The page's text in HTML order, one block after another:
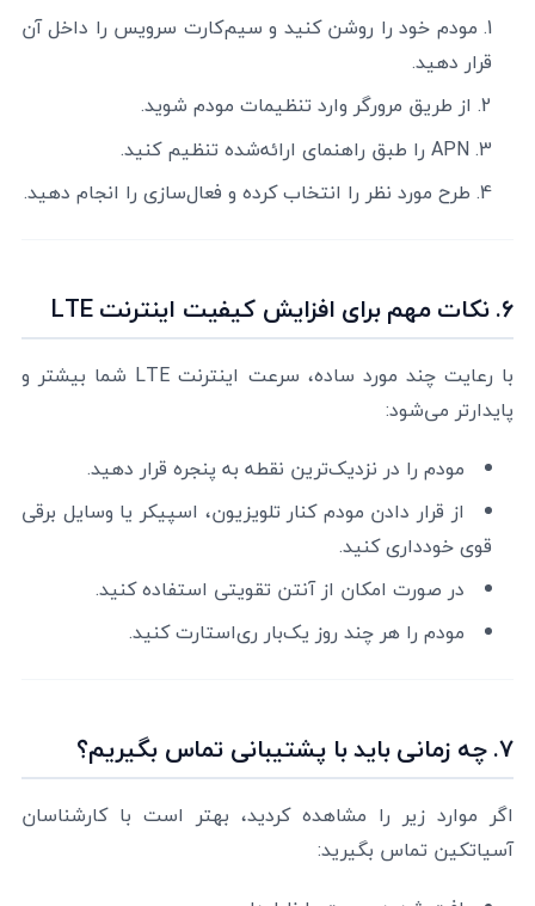
مودم خود را روشن کنید و سیم‌کارت سرویس را داخل آن
قرار دهید.
از طریق مرورگر وارد تنظیمات مودم شوید.
APN را طبق راهنمای ارائه‌شده تنظیم کنید.
طرح مورد نظر را انتخاب کرده و فعال‌سازی را انجام دهید.
۶. نکات مهم برای افزایش کیفیت اینترنت LTE
با رعایت چند مورد ساده، سرعت اینترنت LTE شما بیشتر و
پایدارتر می‌شود:
مودم را در نزدیک‌ترین نقطه به پنجره قرار دهید.
از قرار دادن مودم کنار تلویزیون، اسپیکر یا وسایل برقی
قوی خودداری کنید.
در صورت امکان از آنتن تقویتی استفاده کنید.
مودم را هر چند روز یک‌بار ری‌استارت کنید.
۷. چه زمانی باید با پشتیبانی تماس بگیریم؟
اگر موارد زیر را مشاهده کردید، بهتر است با کارشناسان
آسیاتکین تماس بگیرید: